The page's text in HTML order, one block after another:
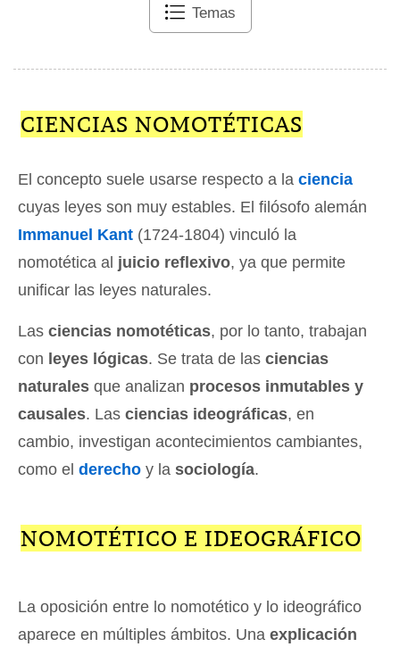
Temas
CIENCIAS NOMOTÉTICAS
El concepto suele usarse respecto a la ciencia
cuyas leyes son muy estables. El filósofo alemán
Immanuel Kant (1724-1804) vinculó la
nomotética al juicio reflexivo, ya que permite
unificar las leyes naturales.
Las ciencias nomotéticas, por lo tanto, trabajan
con leyes lógicas. Se trata de las ciencias
naturales que analizan procesos inmutables y
causales. Las ciencias ideográficas, en
cambio, investigan acontecimientos cambiantes,
como el derecho y la sociología.
NOMOTÉTICO E IDEOGRÁFICO
La oposición entre lo nomotético y lo ideográfico
aparece en múltiples ámbitos. Una explicación